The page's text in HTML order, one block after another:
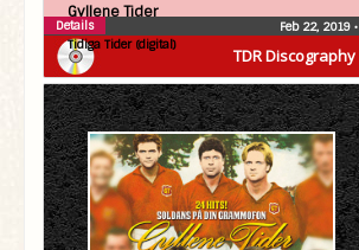
TDR Discography
Gyllene Tider
Tidiga Tider (digital)
Feb 22, 2019 •
Details